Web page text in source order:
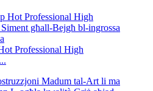
Professional High